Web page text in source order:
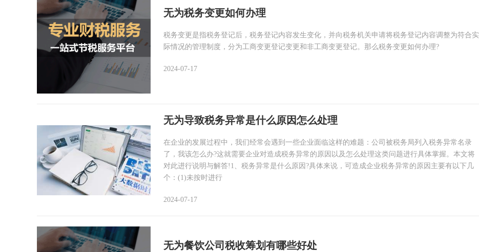
无为税务变更如何办理
税务变更是指税务登记后，税务登记内容发生变化，并向税务机关申请将税务登记内容调整为符合实
际情况的管理制度，分为工商变更登记变更和非工商变更登记。那么税务变更如何办理?
2024-07-17
无为导致税务异常是什么原因怎么处理
在企业的发展过程中，我们经常会遇到一些企业面临这样的难题：公司被税务局列入税务异常名录
了，我该怎么办?这就需要企业对造成税务异常的原因以及怎么处理这类问题进行具体掌握。本文将
对此进行说明与解答!1、税务异常是什么原因?具体来说，可造成企业税务异常的原因主要有以下几
个：(1)未按时进行
2024-07-17
无为餐饮公司税收筹划有哪些好处